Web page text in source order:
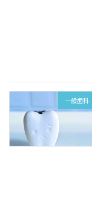
一般歯科